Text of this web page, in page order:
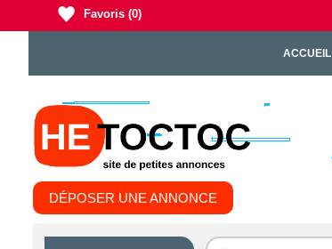
Favoris (0)
ACCUEIL
DÉPOSER UNE ANNONCE